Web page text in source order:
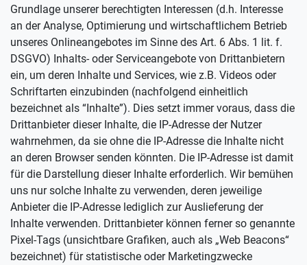
Grundlage unserer berechtigten Interessen (d.h. Interesse
an der Analyse, Optimierung und wirtschaftlichem Betrieb
unseres Onlineangebotes im Sinne des Art. 6 Abs. 1 lit. f.
DSGVO) Inhalts- oder Serviceangebote von Drittanbietern
ein, um deren Inhalte und Services, wie z.B. Videos oder
Schriftarten einzubinden (nachfolgend einheitlich
bezeichnet als “Inhalte”). Dies setzt immer voraus, dass die
Drittanbieter dieser Inhalte, die IP-Adresse der Nutzer
wahrnehmen, da sie ohne die IP-Adresse die Inhalte nicht
an deren Browser senden könnten. Die IP-Adresse ist damit
für die Darstellung dieser Inhalte erforderlich. Wir bemühen
uns nur solche Inhalte zu verwenden, deren jeweilige
Anbieter die IP-Adresse lediglich zur Auslieferung der
Inhalte verwenden. Drittanbieter können ferner so genannte
Pixel-Tags (unsichtbare Grafiken, auch als „Web Beacons“
bezeichnet) für statistische oder Marketingzwecke